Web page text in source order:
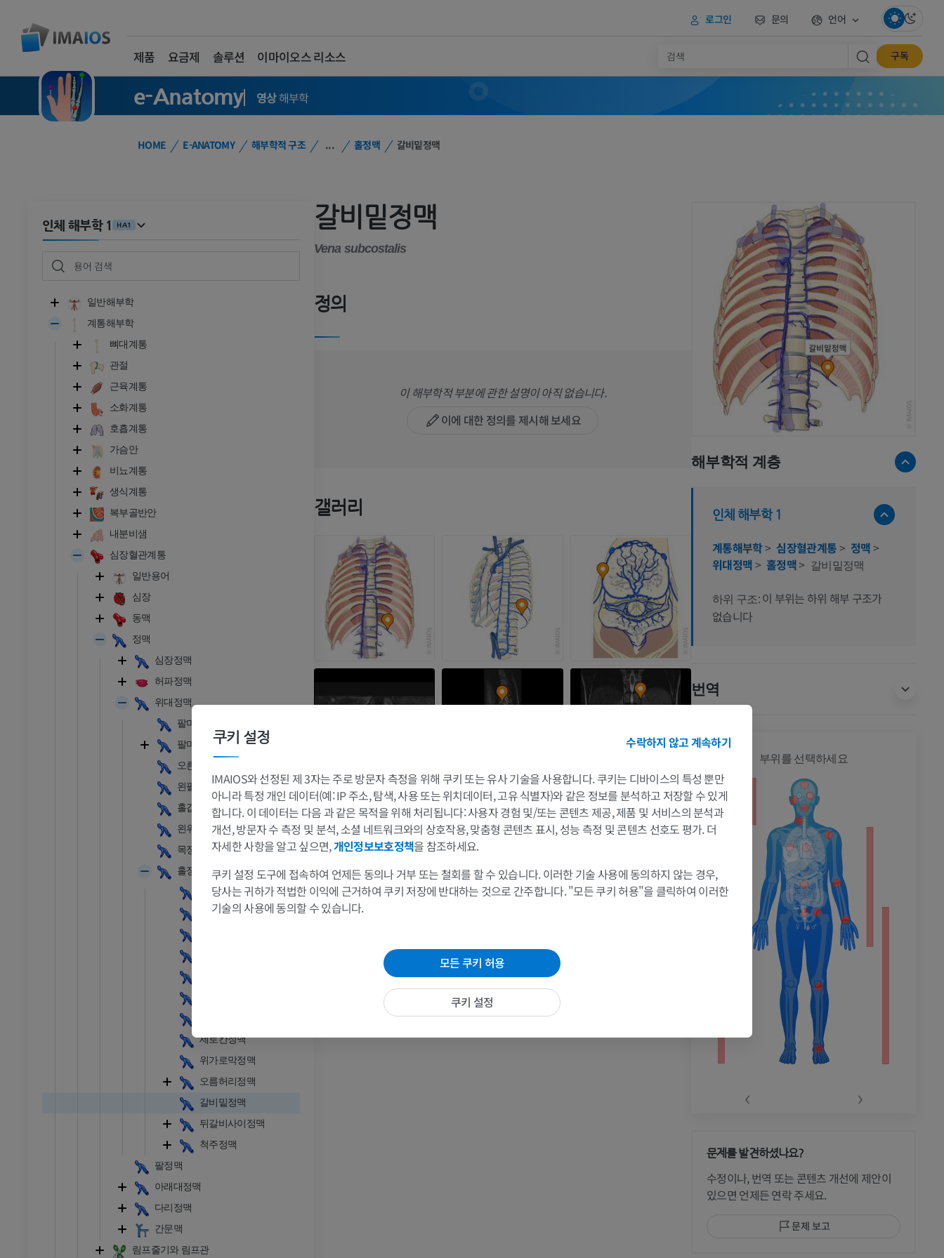
로그인 문의 언어
제품 요금제 솔루션 이마이오스 리소스 구독
e-Anatomy 영상해부학
HOME E-ANATOMY 해부학적 구조 ... 홀정맥 갈비밑정맥
인체 해부학 1 HA1
일반해부학
계통해부학
뼈대계통
관절
근육계통
소화계통
호흡계통
가슴안
비뇨계통
생식계통
복부골반안
내분비샘
심장혈관계통
일반용어
심장
동맥
정맥
심장정맥
허파정맥
위대정맥
팔머리정맥
팔머리정맥
오른팔머리정맥
왼팔머리정맥
홀갑상정맥얼기
왼위갈비사이정맥
목정맥활
홀정맥
홀정맥활
오른위갈비사이정맥
세로칸정맥
위가로막정맥
오름허리정맥
갈비밑정맥
뒤갈비사이정맥
척주정맥
팔정맥
아래대정맥
다리정맥
간문맥
림프줄기와 림프관
갈비밑정맥
Vena subcostalis
정의
이 해부학적 부분에 관한 설명이 아직 없습니다.
이에 대한 정의를 제시해 보세요
갤러리
해부학적 계층
인체 해부학 1
계통해부학> 심장혈관계통> 정맥>
위대정맥> 홀정맥> 갈비밑정맥
하위 구조: 이 부위는 하위 해부 구조가
없습니다
번역
발목 MRI
MRI
프리미엄
발앞부 MRI
MRI
다리 MRI
MRI
프리미엄
다리 방사선 촬영
방사선 사진
무료
다리
삽화
프리미엄
발목 및 발 CT
CT
프리미엄
팔 MRI
MRI
프리미엄
어깨 MRI
MRI
프리미엄
팔꿈치 MRI
MRI
다리
삽화
프리미엄
다리 방사선 촬영
방사선 사진
MRI
부위를 선택하세요
‹ ›
문제를 발견하셨나요?
수정이나, 번역 또는 콘텐츠 개선에 제안이
있으면 언제든 연락 주세요.
문제 보고
쿠키 설정 수락하지 않고 계속하기
IMAIOS와 선정된 제 3자는 주로 방문자 측정을 위해 쿠키 또는 유사 기술을 사용합니다. 쿠키는 디바이스의 특성 뿐만
아니라 특정 개인 데이터(예: IP 주소, 탐색, 사용 또는 위치데이터, 고유 식별자)와 같은 정보를 분석하고 저장할 수 있게
합니다. 이 데이터는 다음 과 같은 목적을 위해 처리됩니다: 사용자 경험 및/또는 콘텐츠 제공, 제품 및 서비스의 분석과
개선, 방문자 수 측정 및 분석, 소셜 네트워크와의 상호작용, 맞춤형 콘텐츠 표시, 성능 측정 및 콘텐츠 선호도 평가. 더
자세한 사항을 알고 싶으면,개인정보보호정책을 참조하세요.
쿠키 설정 도구에 접속하여 언제든 동의나 거부 또는 철회를 할 수 있습니다. 이러한 기술 사용에 동의하지 않는 경우,
당사는 귀하가 적법한 이익에 근거하여 쿠키 저장에 반대하는 것으로 간주합니다. "모든 쿠키 허용"을 클릭하여 이러한
기술의 사용에 동의할 수 있습니다.
모든 쿠키 허용
쿠키 설정